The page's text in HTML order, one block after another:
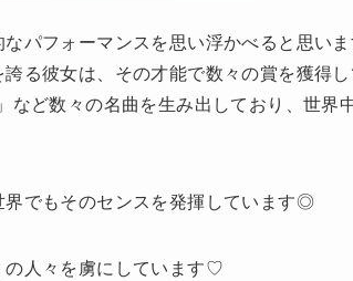
パフォーマンスを思い浮かべると思い
る彼女は、その才能で数々の賞を獲得し
ど数々の名曲を生み出しており、世界
界でもそのセンスを発揮しています◎
の人々を虜にしています♡